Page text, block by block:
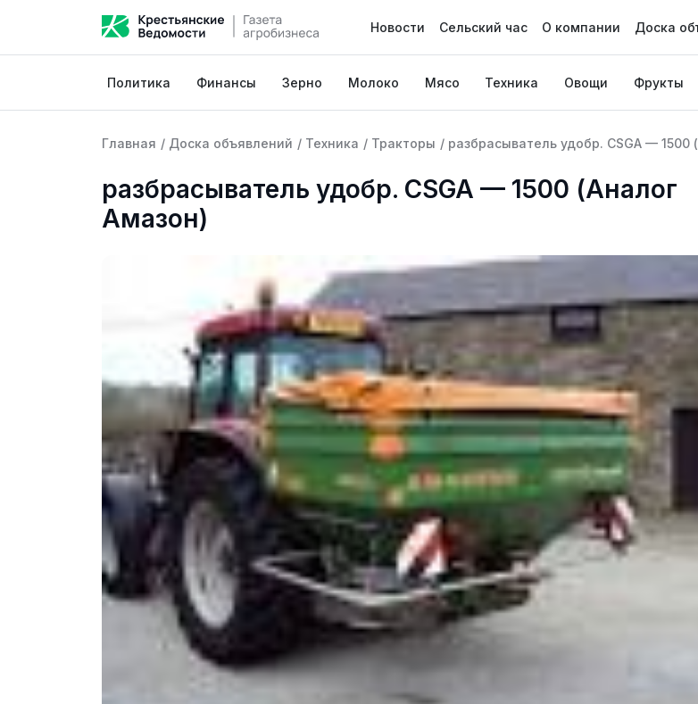
Новости Сельский час О компании Доска
Политика Финансы Зерно Молоко Мясо Техника Овощи Фрукты
Главная / Доска объявлений / Техника / Тракторы / разбрасыватель удобр. CSGA — 1500
разбрасыватель удобр. CSGA — 1500 (Аналог
Амазон)